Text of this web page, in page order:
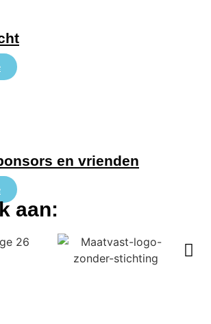
en vrienden
aan: